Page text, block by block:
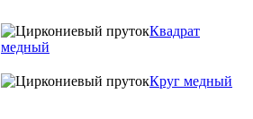
Квадрат
медный
Круг медный